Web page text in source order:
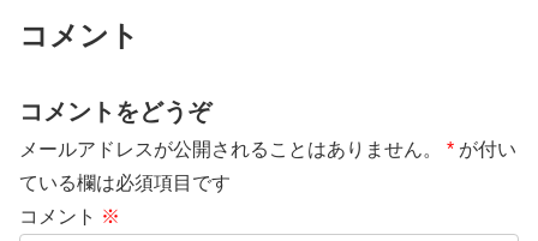
コメント
コメントをどうぞ
メールアドレスが公開されることはありません。 * が付い
ている欄は必須項目です
コメント ※